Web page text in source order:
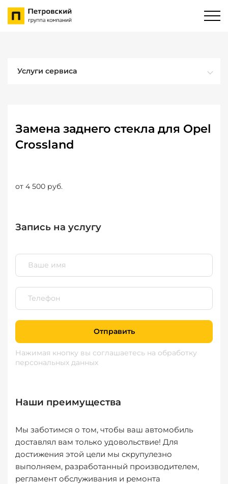
Услуги сервиса
Замена заднего стекла для Opel
Crossland
от 4 500 руб.
Запись на услугу
Отправить
Нажимая кнопку вы соглашаетесь на обработку
персональных данных
Наши преимущества
Мы заботимся о том, чтобы ваш автомобиль
доставлял вам только удовольствие! Для
достижения этой цели мы скрупулезно
выполняем, разработанный производителем,
регламент обслуживания и ремонта